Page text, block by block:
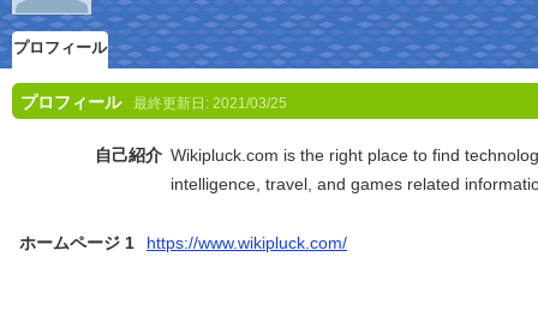
プロフィール
プロフィール 最終更新日: 2021/03/25
自己紹介 Wikipluck.com is the right place to find
intelligence, travel, and games related
ホームページ 1 https://www.wikipluck.com/